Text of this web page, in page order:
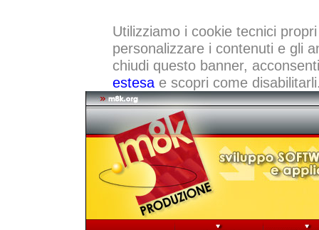
Utilizziamo i cookie tecnici
personalizzare i contenuti e gli
chiudi questo banner,
estesae scopri come